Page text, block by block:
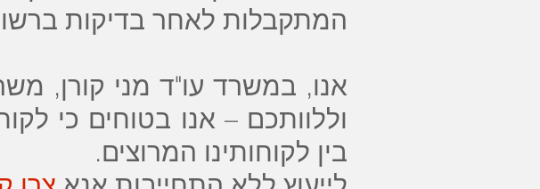
המתקבלות לאחר בדיקות
אנו, במשרד עו"ד מני קורן,
וללוותכם – אנו בטוחים כי
בין לקוחותינו המרוצים.